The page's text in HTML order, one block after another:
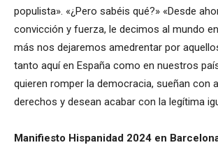
populista». «¿Pero sabéis qué?» «Desde
convicción y fuerza, le decimos al mundo
más nos dejaremos amedrentar por
tanto aquí en España como en nuestros
quieren romper la democracia, sueñan con
derechos y desean acabar con la legítima
Manifiesto Hispanidad 2024 en